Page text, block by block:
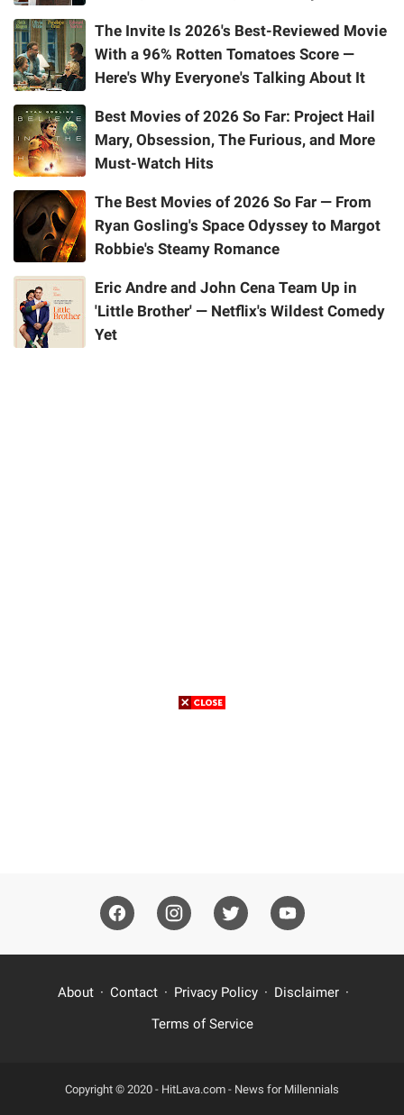
The Invite Is 2026's Best-Reviewed Movie
With a 96% Rotten Tomatoes Score —
Here's Why Everyone's Talking About It
Best Movies of 2026 So Far: Project Hail
Mary, Obsession, The Furious, and More
Must-Watch Hits
The Best Movies of 2026 So Far — From
Ryan Gosling's Space Odyssey to Margot
Robbie's Steamy Romance
Eric Andre and John Cena Team Up in
'Little Brother' — Netflix's Wildest Comedy
Yet
About Contact Privacy Policy
Disclaimer
Terms of Service
Copyright © 2020 - HitLava.com - News for Millennials